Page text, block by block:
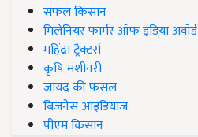
सफल किसान
मिलेनियर फार्मर ऑफ इंडिया अवॉर्ड
महिंद्रा ट्रैक्टर्स
कृषि मशीनरी
जायद की फसल
बिज़नेस आइडियाज
पीएम किसान